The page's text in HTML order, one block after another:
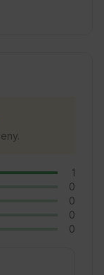
pięknem
i rodzin
1
0
0
0
0